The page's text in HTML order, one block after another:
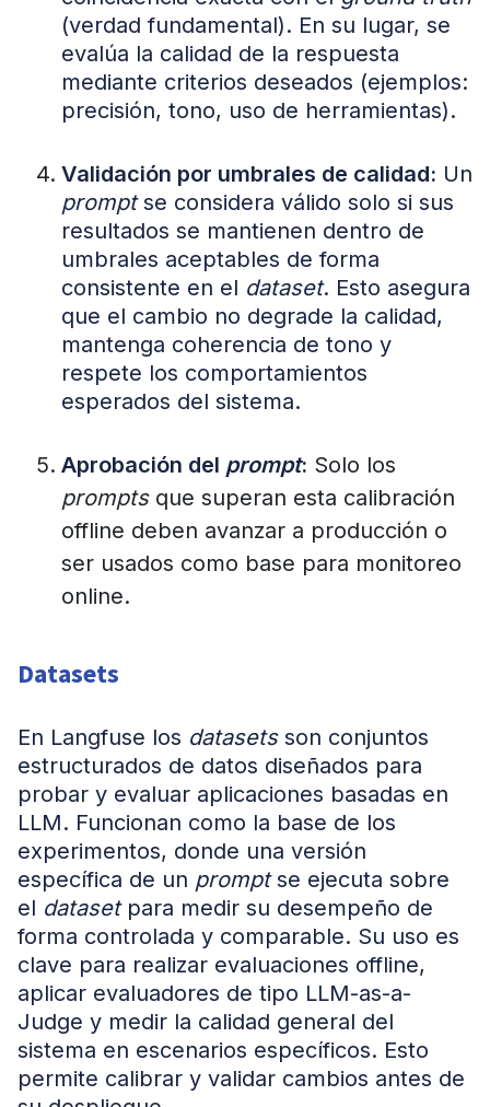
(verdad fundamental). En su lugar, se
evalúa la calidad de la respuesta
mediante criterios deseados (ejemplos:
precisión, tono, uso de herramientas).
Validación por umbrales de calidad: Un
promptse considera válido solo si sus
resultados se mantienen dentro de
umbrales aceptables de forma
consistente en el dataset. Esto asegura
que el cambio no degrade la calidad,
mantenga coherencia de tono y
respete los comportamientos
esperados del sistema.
Aprobación del prompt: Solo los
promptsque superan esta calibración
offline deben avanzar a producción o
ser usados como base para monitoreo
online.
Datasets
En Langfuse los datasetsson conjuntos
estructurados de datos diseñados para
probar y evaluar aplicaciones basadas en
LLM. Funcionan como la base de los
experimentos, donde una versión
específica de un promptse ejecuta sobre
el datasetpara medir su desempeño de
forma controlada y comparable. Su uso es
clave para realizar evaluaciones offline,
aplicar evaluadores de tipo LLM-as-a-
Judge y medir la calidad general del
sistema en escenarios específicos. Esto
permite calibrar y validar cambios antes de